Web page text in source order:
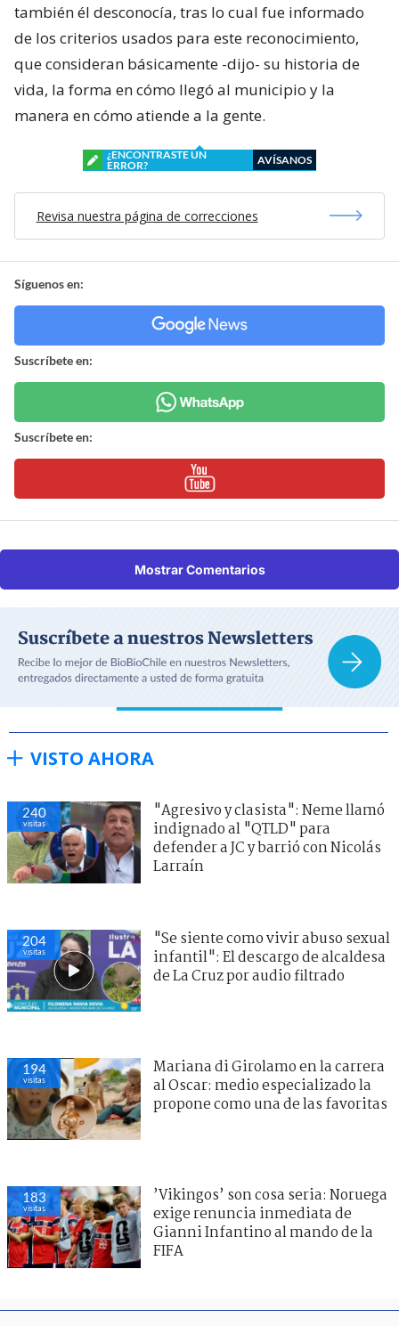
también él desconocía, tras lo cual fue informado
de los criterios usados para este reconocimiento,
que consideran básicamente -dijo- su historia de
vida, la forma en cómo llegó al municipio y la
manera en cómo atiende a la gente.
¿ENCONTRASTE UN
ERROR?
AVÍSANOS
Revisa nuestra página de correcciones
Síguenos en:
Suscríbete en:
Suscríbete en:
Mostrar Comentarios
VISTO AHORA
240
visitas
"Agresivo y clasista": Neme llamó
indignado al "QTLD" para
defender a JC y barrió con Nicolás
Larraín
204
visitas
"Se siente como vivir abuso sexual
infantil": El descargo de alcaldesa
de La Cruz por audio filtrado
194
visitas
Mariana di Girolamo en la carrera
al Oscar: medio especializado la
propone como una de las favoritas
183
visitas
’Vikingos’ son cosa seria: Noruega
exige renuncia inmediata de
Gianni Infantino al mando de la
FIFA